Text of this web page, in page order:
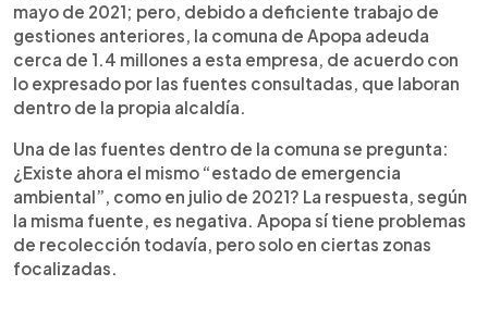
mayo de 2021; pero, debido a deficiente trabajo de
gestiones anteriores, la comuna de Apopa adeuda
cerca de 1.4 millones a esta empresa, de acuerdo con
lo expresado por las fuentes consultadas, que laboran
dentro de la propia alcaldía.
Una de las fuentes dentro de la comuna se pregunta:
¿Existe ahora el mismo “estado de emergencia
ambiental”, como en julio de 2021? La respuesta, según
la misma fuente, es negativa. Apopa sí tiene problemas
de recolección todavía, pero solo en ciertas zonas
focalizadas.